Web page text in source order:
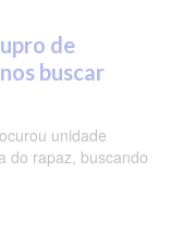
de
buscar
unidade
do rapaz, buscando